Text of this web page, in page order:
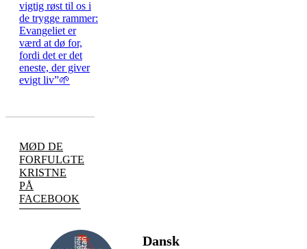
MØD DE
FORFULGTE
KRISTNE
PÅ
FACEBOOK
Dansk